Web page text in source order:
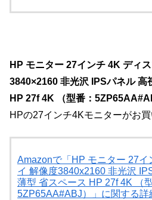
HP モニター 27インチ 4K ディ
3840×2160 非光沢 IPSパネル 高
HP 27f 4K （型番：
HPの27インチ4Kモニターがお買
Amazonで「HP モニター 27イ
イ 解像度3840x2160 非光沢
薄型 省スペース HP 27f 4K （
5ZP65AA#ABJ）」に関する詳